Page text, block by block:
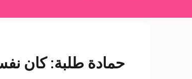
حمادة طلبة: كان